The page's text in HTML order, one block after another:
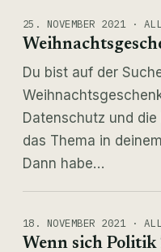
25. NOVEMBER 2021 ·
Du bist auf der
Datenschutz und
das Thema in
Dann habe…
18. NOVEMBER 2021 ·
Wenn sich